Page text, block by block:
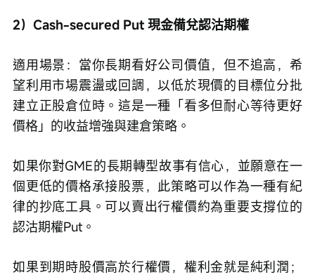
2）Cash-secured Put 現金備兌認沽期權
適用場景：當你長期看好公司價值，但不追高，希
望利用市場震盪或回調，以低於現價的目標位分批
建立正股倉位時。這是一種「看多但耐心等待更好
價格」的收益增強與建倉策略。
如果你對GME的長期轉型故事有信心，並願意在一
個更低的價格承接股票，此策略可以作為一種有紀
律的抄底工具。可以賣出行權價約為重要支撐位的
認沽期權Put。
如果到期時股價高於行權價，權利金就是純利潤；